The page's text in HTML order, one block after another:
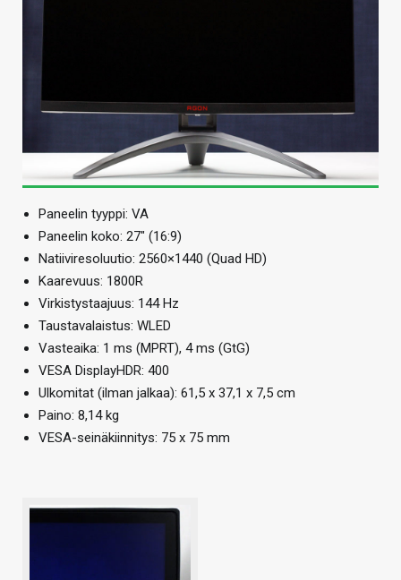
Paneelin tyyppi: VA
Paneelin koko: 27″ (16:9)
Natiiviresoluutio: 2560×1440 (Quad HD)
Kaarevuus: 1800R
Virkistystaajuus: 144 Hz
Taustavalaistus: WLED
Vasteaika: 1 ms (MPRT), 4 ms (GtG)
VESA DisplayHDR: 400
Ulkomitat (ilman jalkaa): 61,5 x 37,1 x 7,5 cm
Paino: 8,14 kg
VESA-seinäkiinnitys: 75 x 75 mm